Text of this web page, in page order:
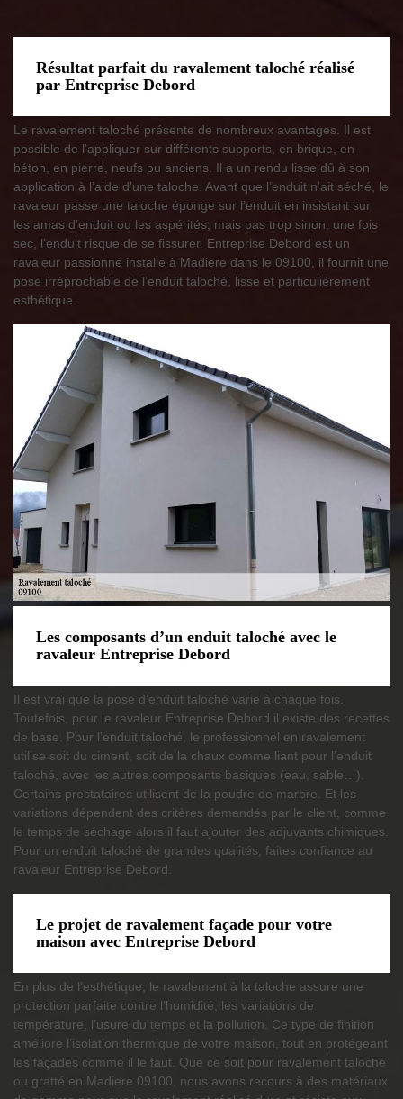
Résultat parfait du ravalement taloché réalisé
par Entreprise Debord
Le ravalement taloché présente de nombreux avantages. Il est
possible de l’appliquer sur différents supports, en brique, en
béton, en pierre, neufs ou anciens. Il a un rendu lisse dû à son
application à l’aide d’une taloche. Avant que l’enduit n’ait séché, le
ravaleur passe une taloche éponge sur l’enduit en insistant sur
les amas d’enduit ou les aspérités, mais pas trop sinon, une fois
sec, l’enduit risque de se fissurer. Entreprise Debord est un
ravaleur passionné installé à Madiere dans le 09100, il fournit une
pose irréprochable de l’enduit taloché, lisse et particulièrement
esthétique.
Les composants d’un enduit taloché avec le
ravaleur Entreprise Debord
Il est vrai que la pose d’enduit taloché varie à chaque fois.
Toutefois, pour le ravaleur Entreprise Debord il existe des recettes
de base. Pour l’enduit taloché, le professionnel en ravalement
utilise soit du ciment, soit de la chaux comme liant pour l’enduit
taloché, avec les autres composants basiques (eau, sable…).
Certains prestataires utilisent de la poudre de marbre. Et les
variations dépendent des critères demandés par le client, comme
le temps de séchage alors il faut ajouter des adjuvants chimiques.
Pour un enduit taloché de grandes qualités, faites confiance au
ravaleur Entreprise Debord.
Le projet de ravalement façade pour votre
maison avec Entreprise Debord
En plus de l’esthétique, le ravalement à la taloche assure une
protection parfaite contre l’humidité, les variations de
température, l’usure du temps et la pollution. Ce type de finition
améliore l’isolation thermique de votre maison, tout en protégeant
les façades comme il le faut. Que ce soit pour ravalement taloché
ou gratté en Madiere 09100, nous avons recours à des matériaux